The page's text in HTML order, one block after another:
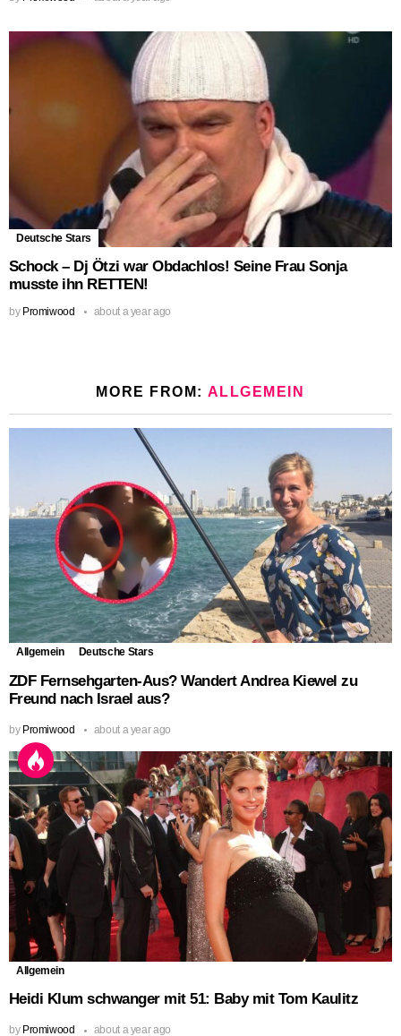
Deutsche Stars
Schock – Dj Ötzi war Obdachlos! Seine Frau Sonja
musste ihn RETTEN!
by Promiwood about a year ago
MORE FROM: ALLGEMEIN
Allgemein Deutsche Stars
ZDF Fernsehgarten-Aus? Wandert Andrea Kiewel zu
Freund nach Israel aus?
by Promiwood about a year ago
Allgemein
Heidi Klum schwanger mit 51: Baby mit Tom Kaulitz
by Promiwood about a year ago